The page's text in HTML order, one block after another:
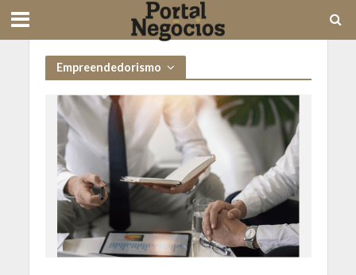
Empreendedorismo